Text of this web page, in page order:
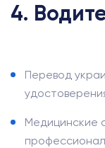
4.
Перевод
Медицинские